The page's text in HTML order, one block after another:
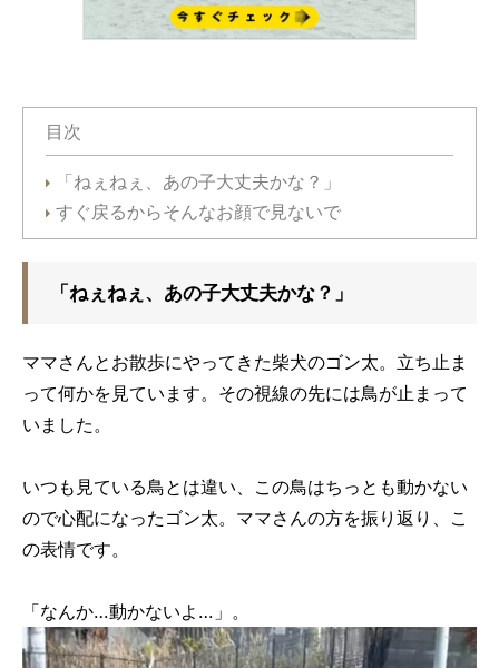
目次
「ねぇねぇ、あの子大丈夫かな？」
すぐ戻るからそんなお顔で見ないで
「ねぇねぇ、あの子大丈夫かな？」
ママさんとお散歩にやってきた柴犬のゴン太。立ち止ま
って何かを見ています。その視線の先には鳥が止まって
いました。
いつも見ている鳥とは違い、この鳥はちっとも動かない
ので心配になったゴン太。ママさんの方を振り返り、こ
の表情です。
「なんか…動かないよ…」。